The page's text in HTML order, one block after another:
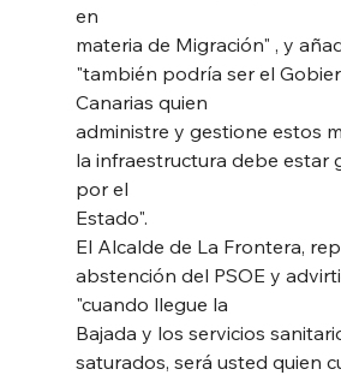
en
materia de Migración" , y
"también podría ser el
Canarias quien
administre y gestione estos
la infraestructura debe estar
por el
Estado".
El Alcalde de La Frontera,
abstención del PSOE y
"cuando llegue la
Bajada y los servicios
saturados, será usted quien